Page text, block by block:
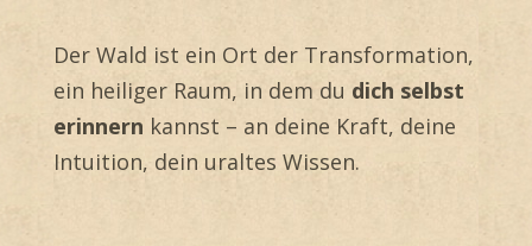
Der Wald ist ein Ort der Transformation,
ein heiliger Raum, in dem du dich selbst
erinnern kannst – an deine Kraft, deine
Intuition, dein uraltes Wissen.